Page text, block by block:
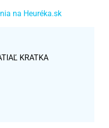
na Heuréka.sk
KRATKA